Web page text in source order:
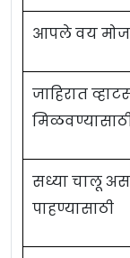
आपले वय
जाहिरात
सध्या चालू
पाहण्यासाठी